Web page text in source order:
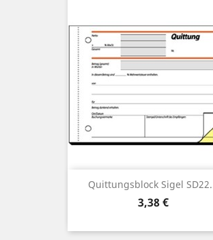
Quittungsblock Sigel
Preis
3,38 €